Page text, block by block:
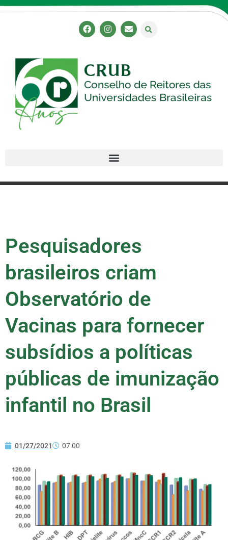
Pesquisadores
brasileiros criam
Observatório de
Vacinas para fornecer
subsídios a políticas
públicas de imunização
infantil no Brasil
01/27/2021 07:00